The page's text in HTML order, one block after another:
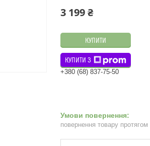
3 199 ₴
КУПИТИ
КУПИТИ З
+380 (68) 837-75-50
повернення товару протягом